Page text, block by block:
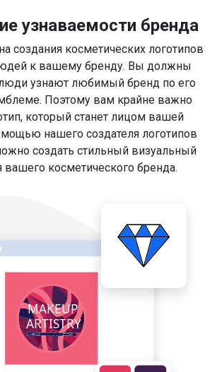
узнаваемости бренда
создания косметических логотипов
к вашему бренду. Вы должны
люди узнают любимый бренд по его
Поэтому вам крайне важно
который станет лицом вашей
нашего создателя логотипов
создать стильный визуальный
косметического бренда.